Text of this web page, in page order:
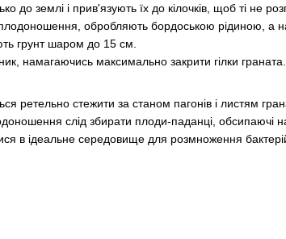
до землі і прив'язують їх до кілочків, щоб ті не
обробляють бордоською рідиною, а
грунт шаром до 15 см.
намагаючись максимально закрити гілки граната.
ретельно стежити за станом пагонів і листям
слід збирати плоди-паданці, обсипаючі
в ідеальне середовище для розмноження